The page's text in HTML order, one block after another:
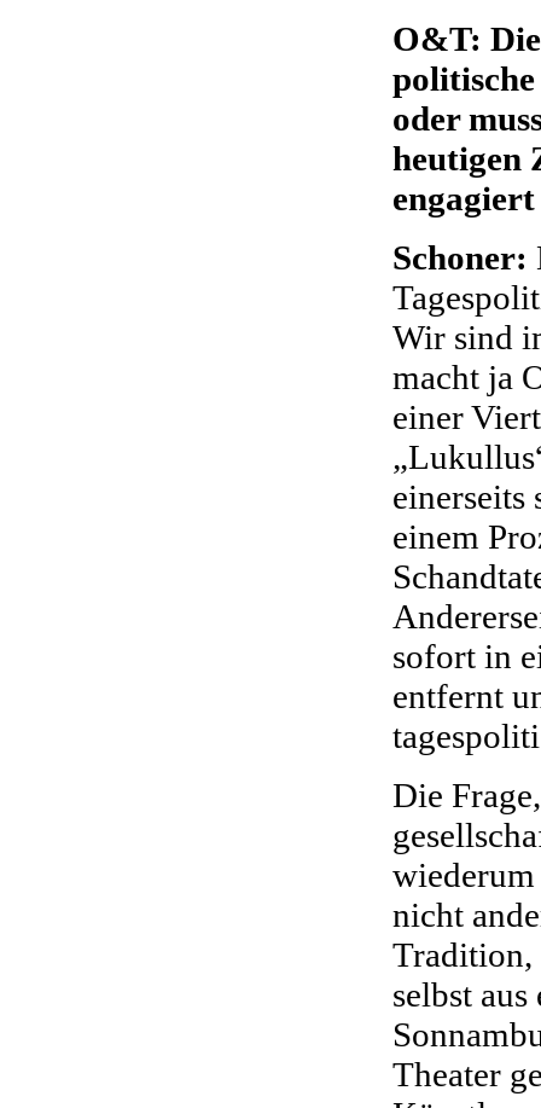
O&T:
oder
heutigen
Schoner:
Wir sind
macht ja
einer
einerseits
einem
sofort in
entfernt
Die
nicht
Tradition,
selbst
Theater